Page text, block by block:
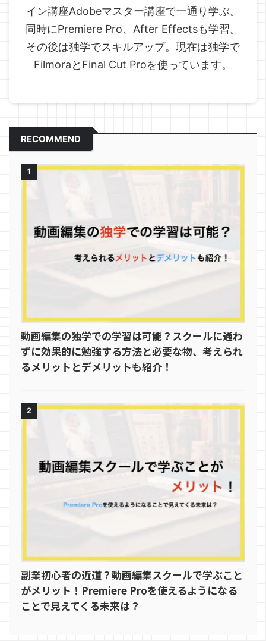
イン講座Adobeマスター講座で一通り学ぶ。
同時にPremiere Pro、After Effectsも学習。
その後は独学でスキルアップ。現在は独学で
FilmoraとFinal Cut Proを使っています。
RECOMMEND
1
動画編集の独学での学習は可能？スクールに通わ
ずに効果的に勉強する方法と必要な物、考えられ
るメリットとデメリットも紹介！
2
副業初心者の近道？動画編集スクールで学ぶこと
がメリット！Premiere Proを使えるようになる
ことで見えてくる未来は？